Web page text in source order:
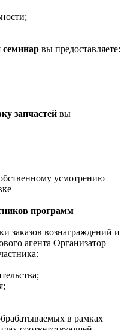
семинар вы предоставляете:
запчастей вы
усмотрению
программ
заказов вознаграждений и
агента Организатор
в рамках